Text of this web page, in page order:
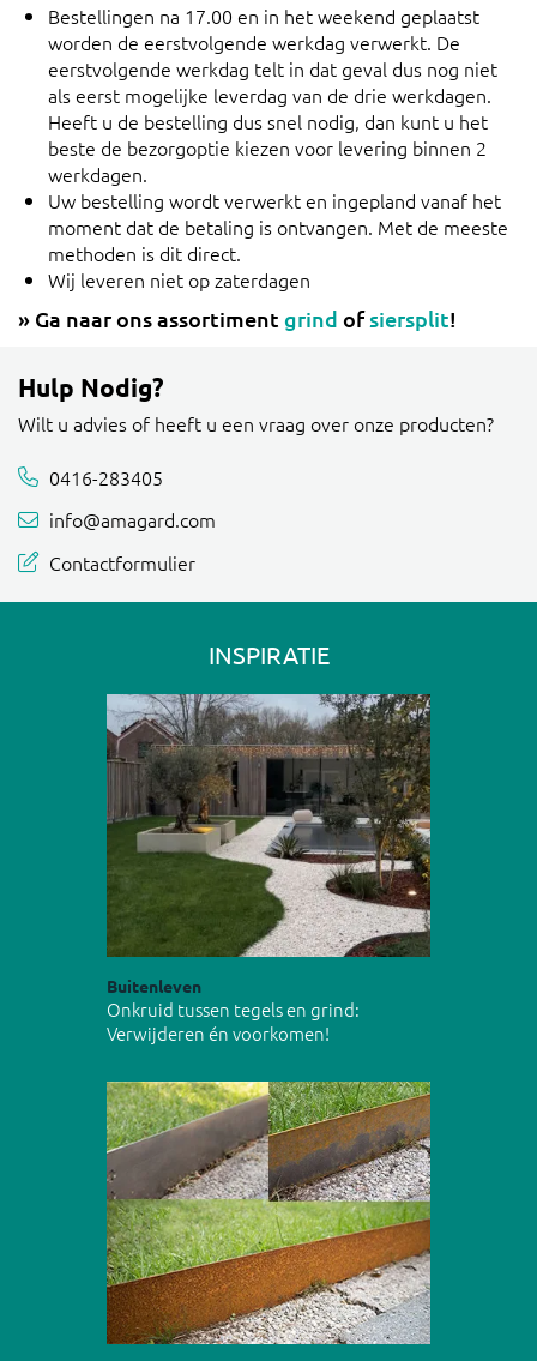
Bestellingen na 17.00 en in het weekend geplaatst
worden de eerstvolgende werkdag verwerkt. De
eerstvolgende werkdag telt in dat geval dus nog niet
als eerst mogelijke leverdag van de drie werkdagen.
Heeft u de bestelling dus snel nodig, dan kunt u het
beste de bezorgoptie kiezen voor levering binnen 2
werkdagen.
Uw bestelling wordt verwerkt en ingepland vanaf het
moment dat de betaling is ontvangen. Met de meeste
methoden is dit direct.
Wij leveren niet op zaterdagen
» Ga naar ons assortiment grind ofsiersplit!
Hulp Nodig?
Wilt u advies of heeft u een vraag over onze producten?
0416-283405
info@amagard.com
Contactformulier
INSPIRATIE
Buitenleven
Onkruid tussen tegels en grind:
Verwijderen én voorkomen!